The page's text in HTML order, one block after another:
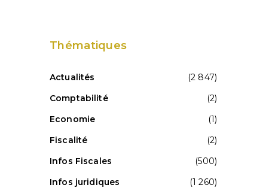
Thématiques
Actualités
(2 847)
Comptabilité
(2)
Economie
(1)
Fiscalité
(2)
Infos Fiscales
(500)
Infos juridiques
(1 260)